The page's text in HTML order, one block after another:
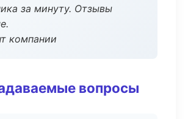
за минуту. Отзывы
компании
вопросы